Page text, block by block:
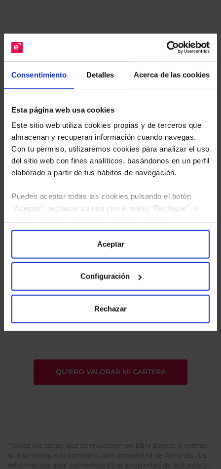
Consentimiento Detalles Acerca de las cookies
Esta página web usa cookies
Este sitio web utiliza cookies propias y de terceros que
almacenan y recuperan información cuando navegas.
Con tu permiso, utilizaremos cookies para analizar el uso
del sitio web con fines analíticos, basándonos en un perfil
elaborado a partir de tus hábitos de navegación.
Puedes aceptar todas las cookies pulsando el botón
“Aceptar”, rechazar su uso con el botón “Rechazar”, o
“Configuración”. Consulta nuestraPolítica
para más información.
Aceptar
Configuración
Rechazar
Recomendado.
Le hacemos un estudio
gratuito de su cartera.
sus Fondos y nuestros expertos le enviarán un
estudio gratuito de sus alternativas de Clases
Limpias con las que podrá ahorrar en sus costes.
la política de privacidad
*Todos los datos que se muestran en EBN Banco, a menos
que se indique lo contrario, son propiedad de Allfunds . La
información aquí contenida: (1) es propiedad de Allfunds y /